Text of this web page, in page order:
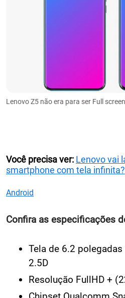
Lenovo Z5 não era para ser Full
Você precisa ver: Lenovo vai
smartphone com tela infinita?
Android
Confira as especificações
Tela de 6.2
2.5D
Resolução FullHD +